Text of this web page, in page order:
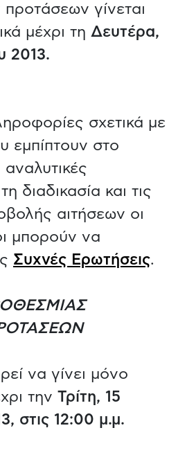
γίνεται
μέχρι τη Δευτέρα,
2013.
σχετικά με
εμπίπτουν στο
διαδικασία και τις
αιτήσεων οι
μπορούν να
Συχνές Ερωτήσεις.
να γίνει μόνο
την Τρίτη, 15
στις 12:00 μ.μ.